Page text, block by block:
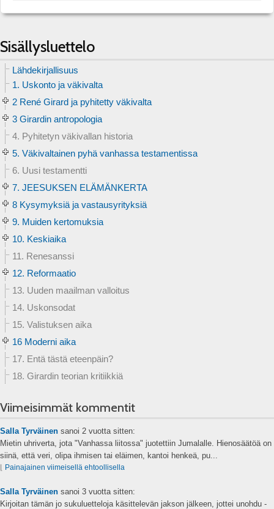
Sisällysluettelo
Lähdekirjallisuus
1. Uskonto ja väkivalta
2 René Girard ja pyhitetty väkivalta
3 Girardin antropologia
4. Pyhitetyn väkivallan historia
5. Väkivaltainen pyhä vanhassa testamentissa
6. Uusi testamentti
7. JEESUKSEN ELÄMÄNKERTA
8 Kysymyksiä ja vastausyrityksiä
9. Muiden kertomuksia
10. Keskiaika
11. Renesanssi
12. Reformaatio
13. Uuden maailman valloitus
14. Uskonsodat
15. Valistuksen aika
16 Moderni aika
17. Entä tästä eteenpäin?
18. Girardin teorian kritiikkiä
Viimeisimmät kommentit
Salla Tyrväinen sanoi 2 vuotta sitten:
Mietin uhriverta, jota "Vanhassa liitossa" juotettiin Jumalalle. Hienosäätöä on
siinä, että veri, olipa ihmisen tai eläimen, kantoi henkeä, pu...
⌊ Painajainen viimeisellä ehtoollisella
Salla Tyrväinen sanoi 3 vuotta sitten:
Kirjoitan tämän jo sukuluetteloja käsittelevän jakson jälkeen, jottei unohdu -